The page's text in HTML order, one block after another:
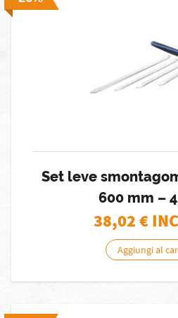
Set leve
600 mm –
38,02€
Aggiungi al